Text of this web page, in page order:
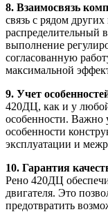
8. Взаимосвязь
связь с рядом
распределительный
выполнение
согласованную
максимальной
9. Учет
420ДЦ, как и у
особенности. Важно
особенности
эксплуатации и
10. Гарантия
Рено 420ДЦ
двигателя. Это
предотвратить